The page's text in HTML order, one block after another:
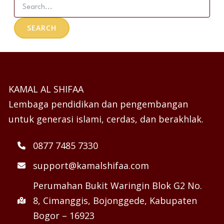
KAMAL AL SHIFAA
Lembaga pendidikan dan pengembangan
untuk generasi islami, cerdas, dan berakhlak.
0877 7485 7330
support@kamalshifaa.com
Perumahan Bukit Waringin Blok G2 No.
8, Cimanggis, Bojonggede, Kabupaten
Bogor – 16923